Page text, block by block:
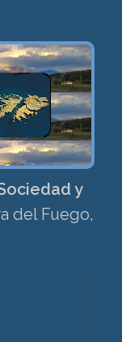
y
del Fuego,